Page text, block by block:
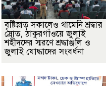
বৃষ্টিস্নাত সকালেও থামেনি শ্রদ্ধার
স্রোত, ঠাকুরগাঁওয়ে জুলাই
শহীদদের স্মরণে শ্রদ্ধাঞ্জলি ও
জুলাই যোদ্ধাদের সংবর্ধনা